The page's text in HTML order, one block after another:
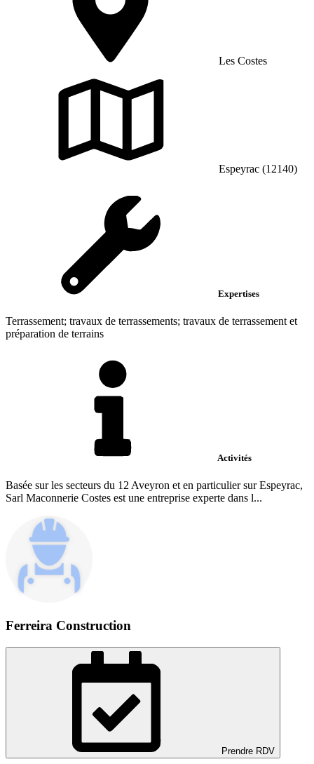
Les Costes
Espeyrac (12140)
Expertises
Terrassement; travaux de terrassements; travaux de terrassement et
préparation de terrains
Activités
Basée sur les secteurs du 12 Aveyron et en particulier sur Espeyrac,
Sarl Maconnerie Costes est une entreprise experte dans l...
Ferreira Construction
Prendre RDV